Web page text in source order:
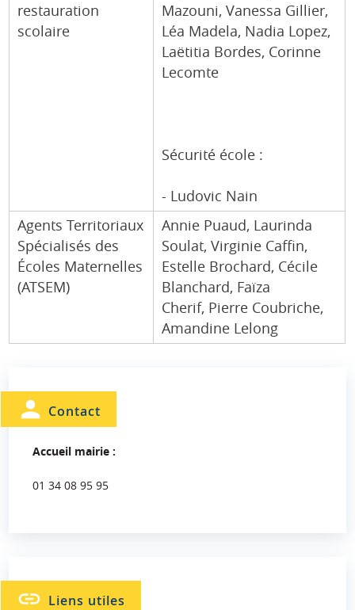
restauration
scolaire
Mazouni, Vanessa Gillier,
Léa Madela, Nadia Lopez,
Laëtitia Bordes, Corinne
Lecomte
Sécurité école :
- Ludovic Nain
Agents Territoriaux
Spécialisés des
Écoles Maternelles
(ATSEM)
Annie Puaud, Laurinda
Soulat, Virginie Caffin,
Estelle Brochard, Cécile
Blanchard, Faïza
Cherif, Pierre Coubriche,
Amandine Lelong
Contact
Accueil mairie :
01 34 08 95 95
Liens utiles